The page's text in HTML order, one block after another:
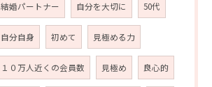
結婚パートナー 自分を大切に 50代
自分自身 初めて 見極める力
１０万人近くの会員数 見極め 良心的